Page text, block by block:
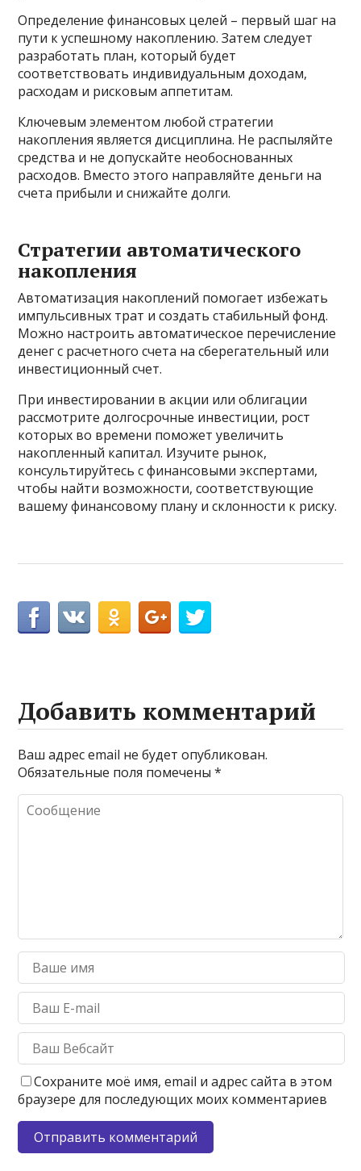
Определение финансовых целей – первый шаг на
пути к успешному накоплению. Затем следует
разработать план, который будет
соответствовать индивидуальным доходам,
расходам и рисковым аппетитам.
Ключевым элементом любой стратегии
накопления является дисциплина. Не распыляйте
средства и не допускайте необоснованных
расходов. Вместо этого направляйте деньги на
счета прибыли и снижайте долги.
Стратегии автоматического
накопления
Автоматизация накоплений помогает избежать
импульсивных трат и создать стабильный фонд.
Можно настроить автоматическое перечисление
денег с расчетного счета на сберегательный или
инвестиционный счет.
При инвестировании в акции или облигации
рассмотрите долгосрочные инвестиции, рост
которых во времени поможет увеличить
накопленный капитал. Изучите рынок,
консультируйтесь с финансовыми экспертами,
чтобы найти возможности, соответствующие
вашему финансовому плану и склонности к риску.
Добавить комментарий
Ваш адрес email не будет опубликован.
Обязательные поля помечены*
Сохраните моё имя, email и адрес сайта в этом
браузере для последующих моих комментариев